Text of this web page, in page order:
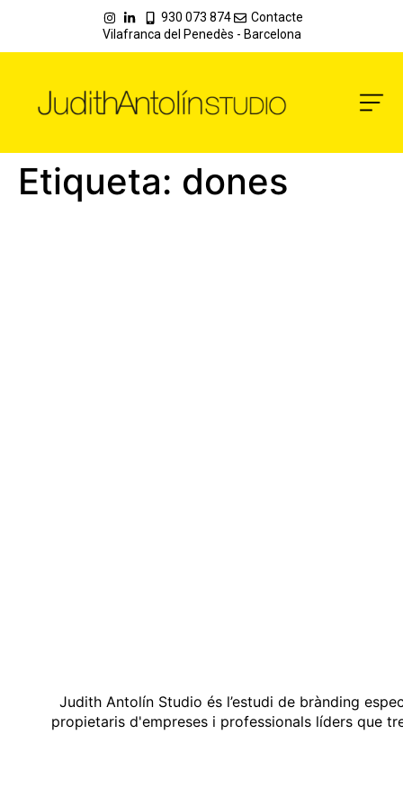
930 073 874
Contacte
Vilafranca del Penedès - Barcelona
Etiqueta: dones
Judith Antolín Studio és l’estudi de brànding
propietaris d'empreses i professionals líders que